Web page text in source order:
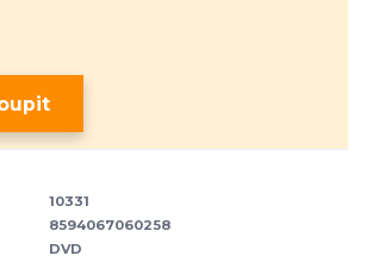
10331
8594067060258
DVD